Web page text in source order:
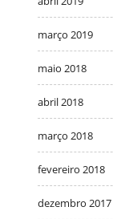
março 2019
maio 2018
abril 2018
março 2018
fevereiro 2018
dezembro 2017